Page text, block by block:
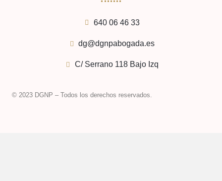
640 06 46 33
dg@dgnpabogada.es
C/ Serrano 118 Bajo Izq
© 2023 DGNP – Todos los derechos reservados.